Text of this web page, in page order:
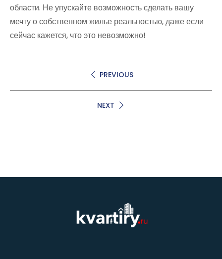
области. Не упускайте возможность сделать вашу
мечту о собственном жилье реальностью, даже если
сейчас кажется, что это невозможно!
PREVIOUS
NEXT